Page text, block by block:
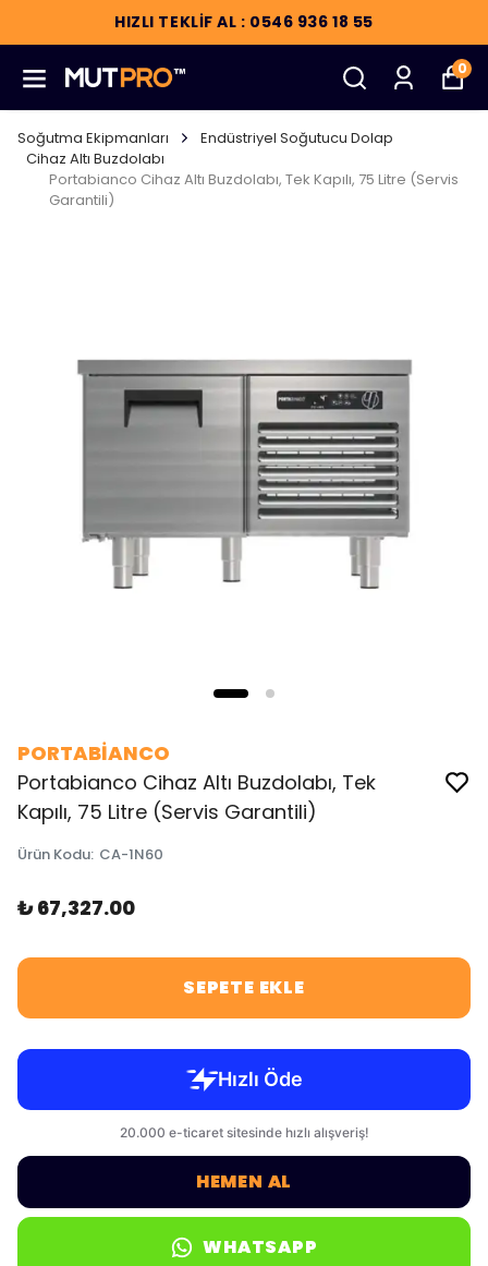
HIZLI TEKLİF AL : 0546 936 18 55
0
Soğutma Ekipmanları
Endüstriyel Soğutucu Dolap
Cihaz Altı Buzdolabı
Portabianco Cihaz Altı Buzdolabı, Tek Kapılı, 75 Litre (Servis
Garantili)
PORTABİANCO
Portabianco Cihaz Altı Buzdolabı, Tek
Kapılı, 75 Litre (Servis Garantili)
Ürün Kodu: CA-1N60
₺ 67,327.00
SEPETE EKLE
HEMEN AL
WHATSAPP